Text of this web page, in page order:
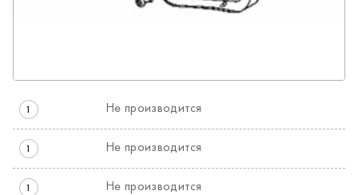
1 Не производится
1 Не производится
1 Не производится